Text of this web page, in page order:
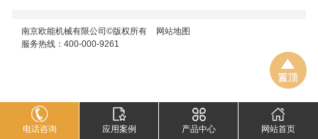
南京欧能机械有限公司©版权所有
网站地图
服务热线：400-000-9261
电话咨询 应用案例 产品中心 网站首页